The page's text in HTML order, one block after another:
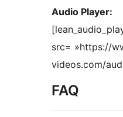
Audio Player:
src= »https://
videos.com/
FAQ